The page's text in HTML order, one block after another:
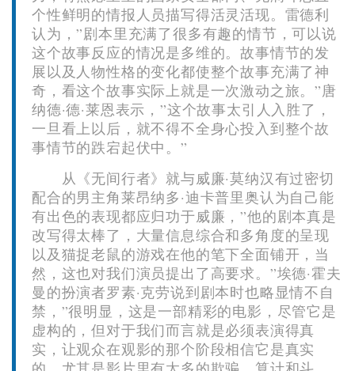
个性鲜明的情报人员描写得活灵活现。雷德利
认为，”剧本里充满了很多有趣的情节，可以说
这个故事反应的情况是多维的。故事情节的发
展以及人物性格的变化都使整个故事充满了神
奇，看这个故事实际上就是一次激动之旅。”唐
纳德·德·莱恩表示，”这个故事太引人入胜了，
一旦看上以后，就不得不全身心投入到整个故
事情节的跌宕起伏中。”
从《无间行者》就与威廉·莫纳汉有过密切
配合的男主角莱昂纳多·迪卡普里奥认为自己能
有出色的表现都应归功于威廉，”他的剧本真是
改写得太棒了，大量信息综合和多角度的呈现
以及猫捉老鼠的游戏在他的笔下全面铺开，当
然，这也对我们演员提出了高要求。”埃德·霍夫
曼的扮演者罗素·克劳说到剧本时也略显情不自
禁，”很明显，这是一部精彩的电影，尽管它是
虚构的，但对于我们而言就是必须表演得真
实，让观众在观影的那个阶段相信它是真实